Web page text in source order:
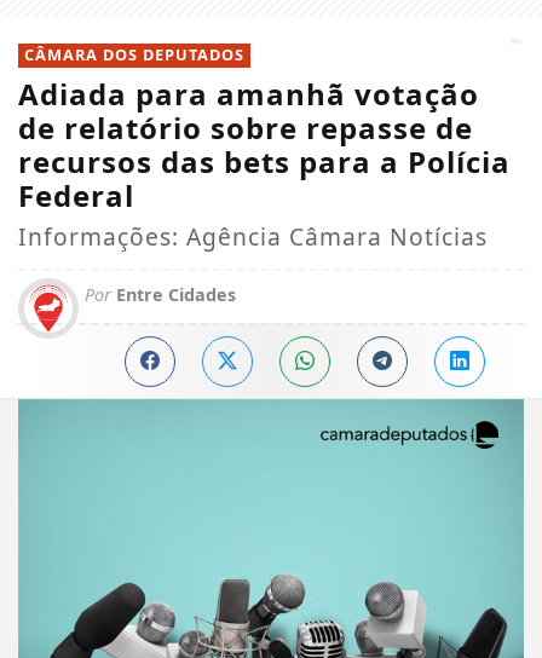
CÂMARA DOS DEPUTADOS
Adiada para amanhã votação
de relatório sobre repasse de
recursos das bets para a Polícia
Federal
Informações: Agência Câmara Notícias
Por Entre Cidades